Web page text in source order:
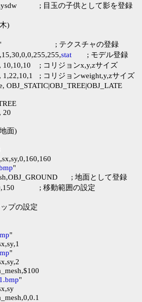
して影を登録
stat
コリジョンx,y,zサイズ
リジョンweight,y,zサイズ
OBJ_STATIC|OBJ_TREE|OBJ_LATE
20
"
; 地面として登録
囲の設定
"
"
"